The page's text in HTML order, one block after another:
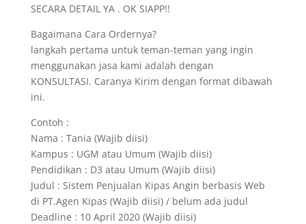
SECARA DETAIL YA . OK SIAPP!!
Bagaimana Cara Ordernya?
langkah pertama untuk teman-teman yang ingin
menggunakan jasa kami adalah dengan
KONSULTASI. Caranya Kirim dengan format dibawah
ini.
Contoh :
Nama : Tania (Wajib diisi)
Kampus : UGM atau Umum (Wajib diisi)
Pendidikan : D3 atau Umum (Wajib diisi)
Judul : Sistem Penjualan Kipas Angin berbasis Web
di PT.Agen Kipas (Wajib diisi) / belum ada judul
Deadline : 10 April 2020 (Wajib diisi)